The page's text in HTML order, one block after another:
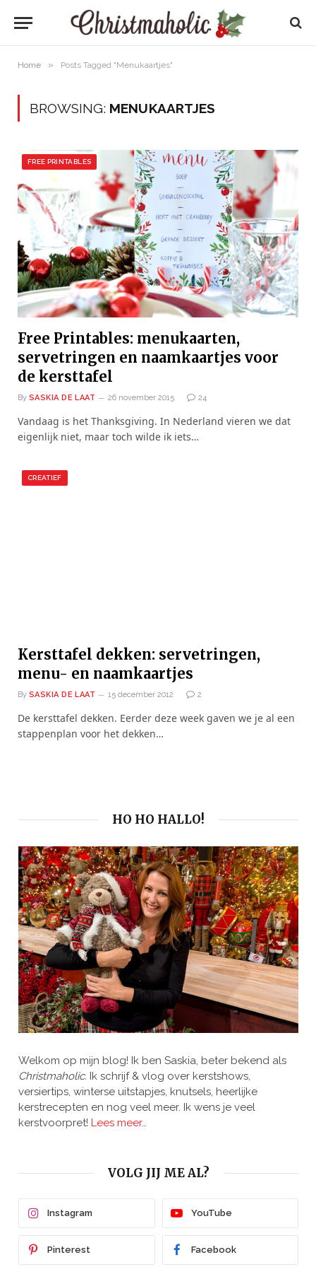
Home » Posts Tagged "Menukaartjes"
BROWSING: MENUKAARTJES
FREE PRINTABLES
Free Printables: menukaarten,
servetringen en naamkaartjes voor
de kersttafel
By SASKIA DE LAAT 26 november 2015 24
Vandaag is het Thanksgiving. In Nederland vieren we dat
eigenlijk niet, maar toch wilde ik iets…
CREATIEF
Kersttafel dekken: servetringen,
menu- en naamkaartjes
By SASKIA DE LAAT 15 december 2012 2
De kersttafel dekken. Eerder deze week gaven we je al een
stappenplan voor het dekken…
HO HO HALLO!
Welkom op mijn blog! Ik ben Saskia, beter bekend als
Christmaholic. Ik schrijf & vlog over kerstshows,
versiertips, winterse uitstapjes, knutsels, heerlijke
kerstrecepten en nog veel meer. Ik wens je veel
kerstvoorpret! Lees meer…
VOLG JIJ ME AL?
Instagram YouTube
Pinterest Facebook